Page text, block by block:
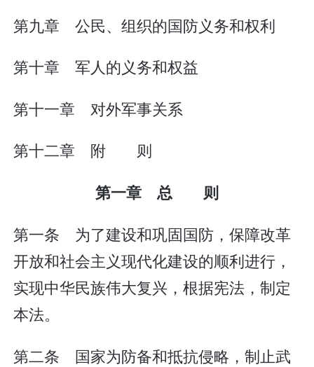
第九章 公民、组织的国防义务和权利
第十章 军人的义务和权益
第十一章 对外军事关系
第十二章 附 则
第一章 总 则
第一条 为了建设和巩固国防，保障改革
开放和社会主义现代化建设的顺利进行，
实现中华民族伟大复兴，根据宪法，制定
本法。
第二条 国家为防备和抵抗侵略，制止武